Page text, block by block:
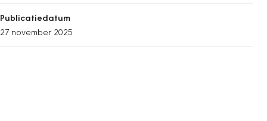
Publicatiedatum
27 november 2025